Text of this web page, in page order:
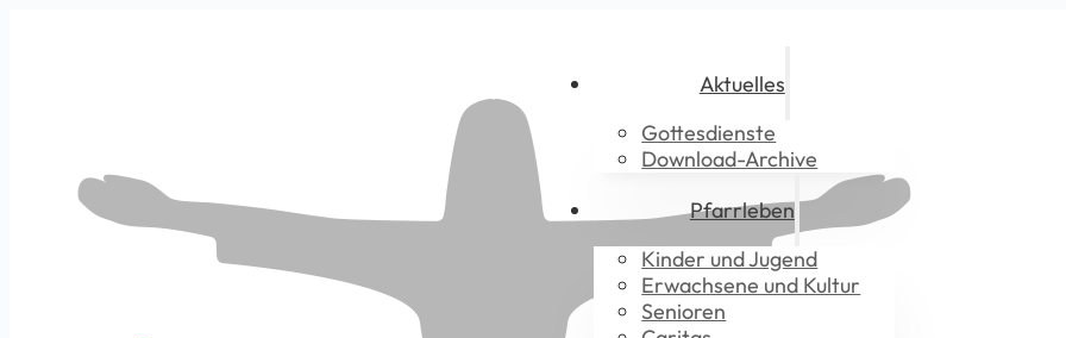
Aktuelles
Gottesdienste
Download-Archive
Pfarrleben
Kinder und Jugend
Erwachsene und Kultur
Senioren